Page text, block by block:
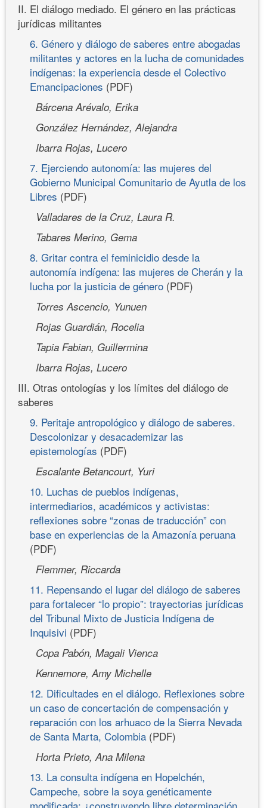
II. El diálogo mediado. El género en las prácticas
jurídicas militantes
6. Género y diálogo de saberes entre abogadas
militantes y actores en la lucha de comunidades
indígenas: la experiencia desde el Colectivo
Emancipaciones (PDF)
Bárcena Arévalo, Erika
González Hernández, Alejandra
Ibarra Rojas, Lucero
7. Ejerciendo autonomía: las mujeres del
Gobierno Municipal Comunitario de Ayutla de los
Libres (PDF)
Valladares de la Cruz, Laura R.
Tabares Merino, Gema
8. Gritar contra el feminicidio desde la
autonomía indígena: las mujeres de Cherán y la
lucha por la justicia de género (PDF)
Torres Ascencio, Yunuen
Rojas Guardián, Rocelia
Tapia Fabian, Guillermina
Ibarra Rojas, Lucero
III. Otras ontologías y los límites del diálogo de
saberes
9. Peritaje antropológico y diálogo de saberes.
Descolonizar y desacademizar las
epistemologías (PDF)
Escalante Betancourt, Yuri
10. Luchas de pueblos indígenas,
intermediarios, académicos y activistas:
reflexiones sobre “zonas de traducción” con
base en experiencias de la Amazonía peruana
(PDF)
Flemmer, Riccarda
11. Repensando el lugar del diálogo de saberes
para fortalecer “lo propio”: trayectorias jurídicas
del Tribunal Mixto de Justicia Indígena de
Inquisivi (PDF)
Copa Pabón, Magali Vienca
Kennemore, Amy Michelle
12. Dificultades en el diálogo. Reflexiones sobre
un caso de concertación de compensación y
reparación con los arhuaco de la Sierra Nevada
de Santa Marta, Colombia (PDF)
Horta Prieto, Ana Milena
13. La consulta indígena en Hopelchén,
Campeche, sobre la soya genéticamente
modificada: ¿construyendo libre determinación